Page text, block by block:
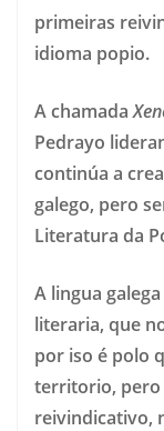
primeiras
idioma popio.
A chamada
Pedrayo
continúa a
galego, pero
Literatura da
A lingua
literaria, que
por iso é polo
territorio, pero
reivindicativo,